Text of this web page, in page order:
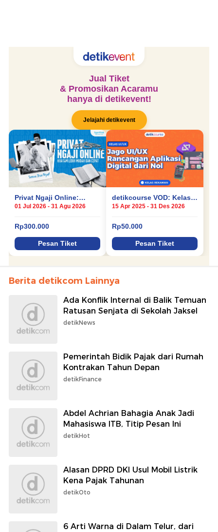
Berita detikcom Lainnya
Ada Konflik Internal di Balik Temuan
Ratusan Senjata di Sekolah Jaksel
detikNews
Pemerintah Bidik Pajak dari Rumah
Kontrakan Tahun Depan
detikFinance
Abdel Achrian Bahagia Anak Jadi
Mahasiswa ITB, Titip Pesan Ini
detikHot
Alasan DPRD DKI Usul Mobil Listrik
Kena Pajak Tahunan
detikOto
6 Arti Warna di Dalam Telur, dari